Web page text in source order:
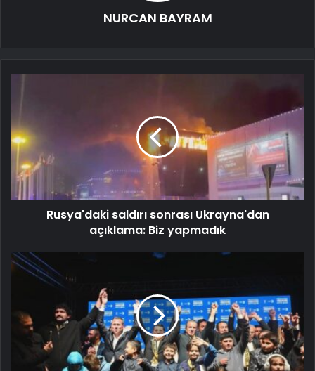
NURCAN BAYRAM
Rusya'daki saldırı sonrası Ukrayna'dan
açıklama: Biz yapmadık